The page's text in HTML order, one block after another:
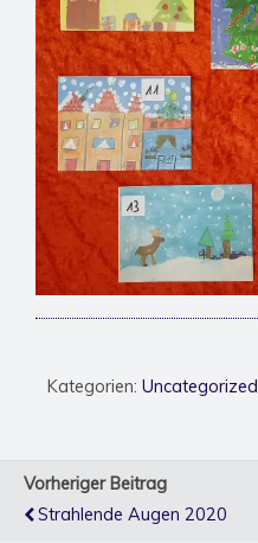
Kategorien: Uncategorized
Vorheriger Beitrag
Strahlende Augen 2020